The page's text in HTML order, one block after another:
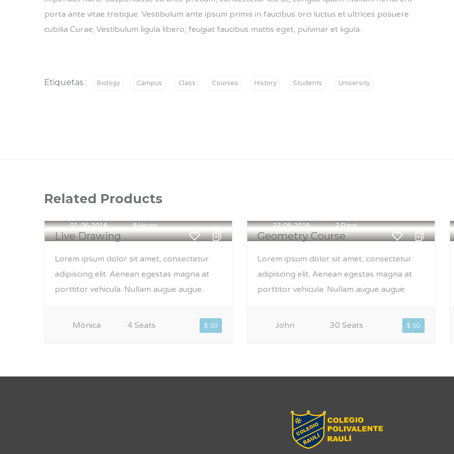
porta ante vitae tristique. Vestibulum ante ipsum primis in faucibus orci luctus et ultrices posuere
cubilia Curae; Vestibulum ligula libero, feugiat faucibus mattis eget, pulvinar et ligula.
Etiquetas : Biology Campus Class Courses History Students University
Related Products
01-06-2016 8 Hours
Live Drawing
Lorem ipsum dolor sit amet, consectetur
adipiscing elit. Aenean egestas magna at
porttitor vehicula. Nullam augue augue.
Mónica 4 Seats $ 50
22-06-2016 2 Days
Geometry Course
Lorem ipsum dolor sit amet, consectetur
adipiscing elit. Aenean egestas magna at
porttitor vehicula. Nullam augue augue.
John 30 Seats $ 50